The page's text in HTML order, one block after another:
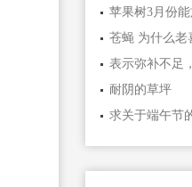
苹果树3月份
苍蝇 为什么老
耐阴的草坪
求关于端午节